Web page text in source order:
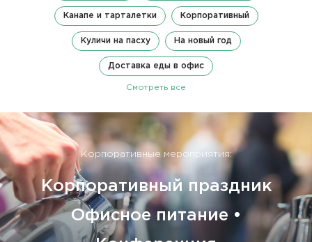
Канапе и тарталетки Корпоративный
Куличи на пасху На новый год
Доставка еды в офис
Смотреть все
Корпоративные мероприятия:
Корпоративный праздник
Офисное питание •